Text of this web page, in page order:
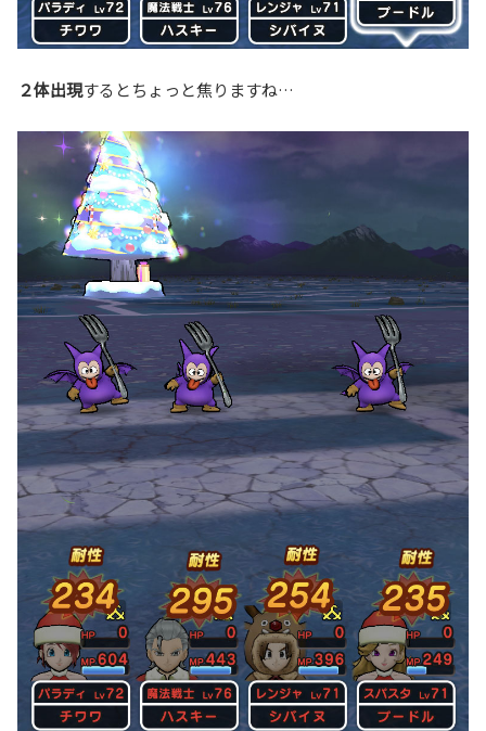
２体出現するとちょっと焦りますね…